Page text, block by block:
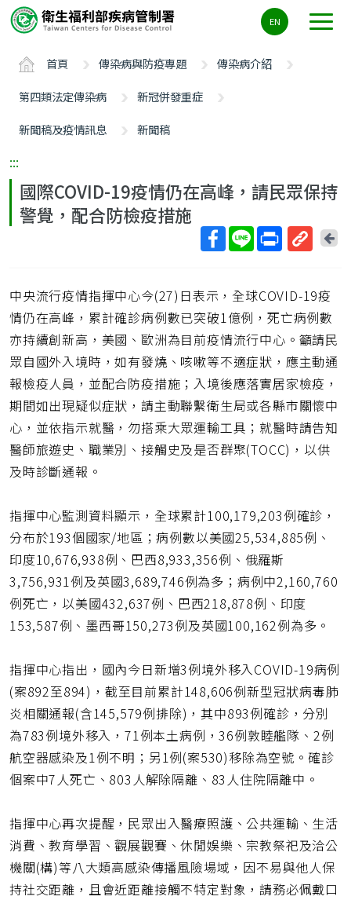
要
ALT+C
EN
首頁 傳染病與防疫專題
傳染病介紹
第四類法定傳染病
新冠併發重症
新聞稿及疫情訊息
新聞稿
:::
國際COVID-19疫情仍在高峰，請民眾保持
警覺，配合防檢疫措施
短
網
址
回
中央流行疫情指揮中心今(27)日表示，全球COVID-19疫
情仍在高峰，累計確診病例數已突破1億例，死亡病例數
亦持續創新高，美國、歐洲為目前疫情流行中心。籲請民
眾自國外入境時，如有發燒、咳嗽等不適症狀，應主動通
報檢疫人員，並配合防疫措施；入境後應落實居家檢疫，
期間如出現疑似症狀，請主動聯繫衛生局或各縣市關懷中
心，並依指示就醫，勿搭乘大眾運輸工具；就醫時請告知
醫師旅遊史、職業別、接觸史及是否群聚(TOCC)，以供
及時診斷通報。
指揮中心監測資料顯示，全球累計100,179,203例確診，
分布於193個國家/地區；病例數以美國25,534,885例、
印度10,676,938例、巴西8,933,356例、俄羅斯
3,756,931例及英國3,689,746例為多；病例中2,160,760
例死亡，以美國432,637例、巴西218,878例、印度
153,587例、墨西哥150,273例及英國100,162例為多。
指揮中心指出，國內今日新增3例境外移入COVID-19病例
(案892至894)，截至目前累計148,606例新型冠狀病毒肺
炎相關通報(含145,579例排除)，其中893例確診，分別
為783例境外移入，71例本土病例，36例敦睦艦隊、2例
航空器感染及1例不明；另1例(案530)移除為空號。確診
個案中7人死亡、803人解除隔離、83人住院隔離中。
指揮中心再次提醒，民眾出入醫療照護、公共運輸、生活
消費、教育學習、觀展觀賽、休閒娛樂、宗教祭祀及洽公
機關(構)等八大類高感染傳播風險場域，因不易與他人保
持社交距離，且會近距離接觸不特定對象，請務必佩戴口